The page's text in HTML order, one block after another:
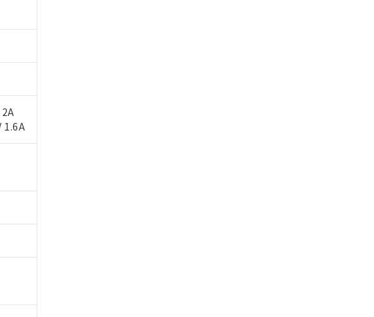
1.6A
格(税抜)を提供させていただ
あることをご了承ください。
データに基づき作成されるも
合があることをご了承くださ
のオムロン制御機器販売店・
ご確認ください。
は開示しないようお願いしま
当社および当社の共同利用者
で利用することをご了承くだ
を出す予定はありません。
確認中の商品です。
。
などやむを得ず変更すること
ルエーテル類(PBDE) 1000ppm以下、
BBP） 1000ppm以下、フタル酸ジブチ
。
ます。
ェニルエーテル類) : 1000ppm、
チルベンジル) : 1000ppm、
な影響を及ぼさない年数を意
品（以下｢規制貨物等」とい
は役務取引許可)を取得する
他武器並びにこれらの製造装
を当該第三者に通知します。
がある場合は、取り引きをい
客様担当のオムロン制御